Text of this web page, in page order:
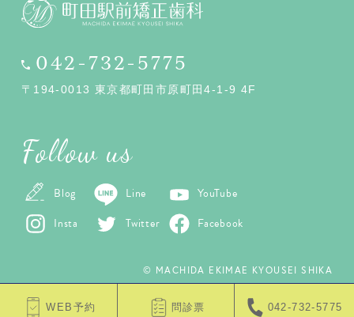
WEB予約 問診票 042-732-5775
042-732-5775
〒194-0013 東京都町田市原町田4-1-9 4F
Follow us
Blog Line
YouTube
Insta
Twitter Facebook
© MACHIDA EKIMAE KYOUSEI SHIKA